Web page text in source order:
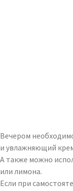
Вечером
и увлажняющий
А также можно
или лимона.
Если при